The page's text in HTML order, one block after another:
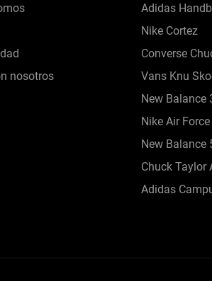
nosotros
Adidas
Nike Cortez
Converse
Vans Knu
New Balance
Nike Air Force
New Balance
Chuck Taylor
Adidas